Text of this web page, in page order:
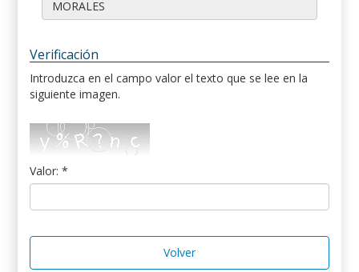
Verificación
Introduzca en el campo valor el texto que se lee en la
siguiente imagen.
Valor: *
Volver